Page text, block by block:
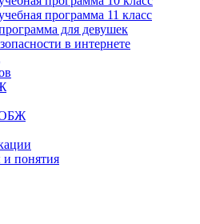
программа 11 класс
для девушек
в интернете
ОБЖ
понятия